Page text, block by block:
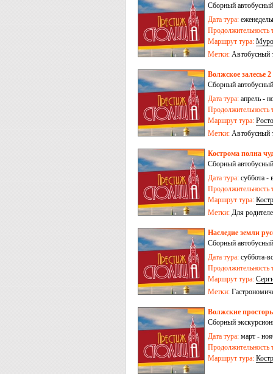
Сборный
Дата тура:
Продолжительность
Маршрут тура:
Метки: Автобусный
Волжское залесье
Сборный
Дата тура: апрель -
Продолжительность
Маршрут тура:
Метки: Автобусный
Кострома полна
Сборный
Дата тура: суббота -
Продолжительность
Маршрут тура:
Метки: Для
Наследие земли
Сборный
Дата тура: суббота-
Продолжительность
Маршрут тура:
Метки:
Волжские
Сборный
Дата тура: март -
Продолжительность
Маршрут тура: